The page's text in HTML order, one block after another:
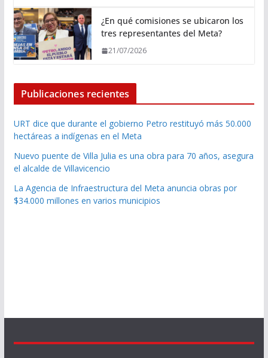
¿En qué comisiones se ubicaron los
tres representantes del Meta?
21/07/2026
Publicaciones recientes
URT dice que durante el gobierno Petro restituyó más 50.000
hectáreas a indígenas en el Meta
Nuevo puente de Villa Julia es una obra para 70 años, asegura
el alcalde de Villavicencio
La Agencia de Infraestructura del Meta anuncia obras por
$34.000 millones en varios municipios